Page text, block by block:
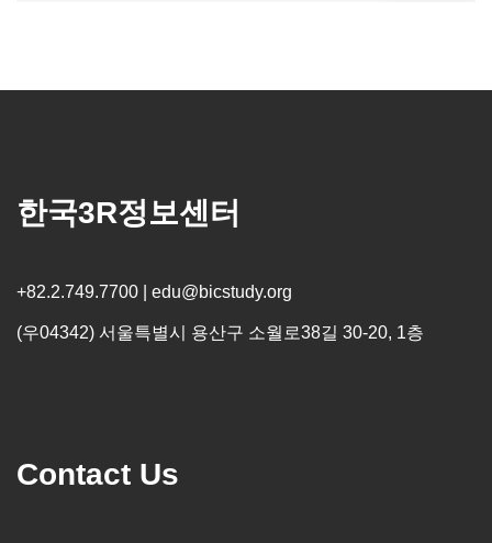
한국3R정보센터
+82.2.749.7700 | edu@bicstudy.org
(우04342) 서울특별시 용산구 소월로38길 30-20, 1층
Contact Us